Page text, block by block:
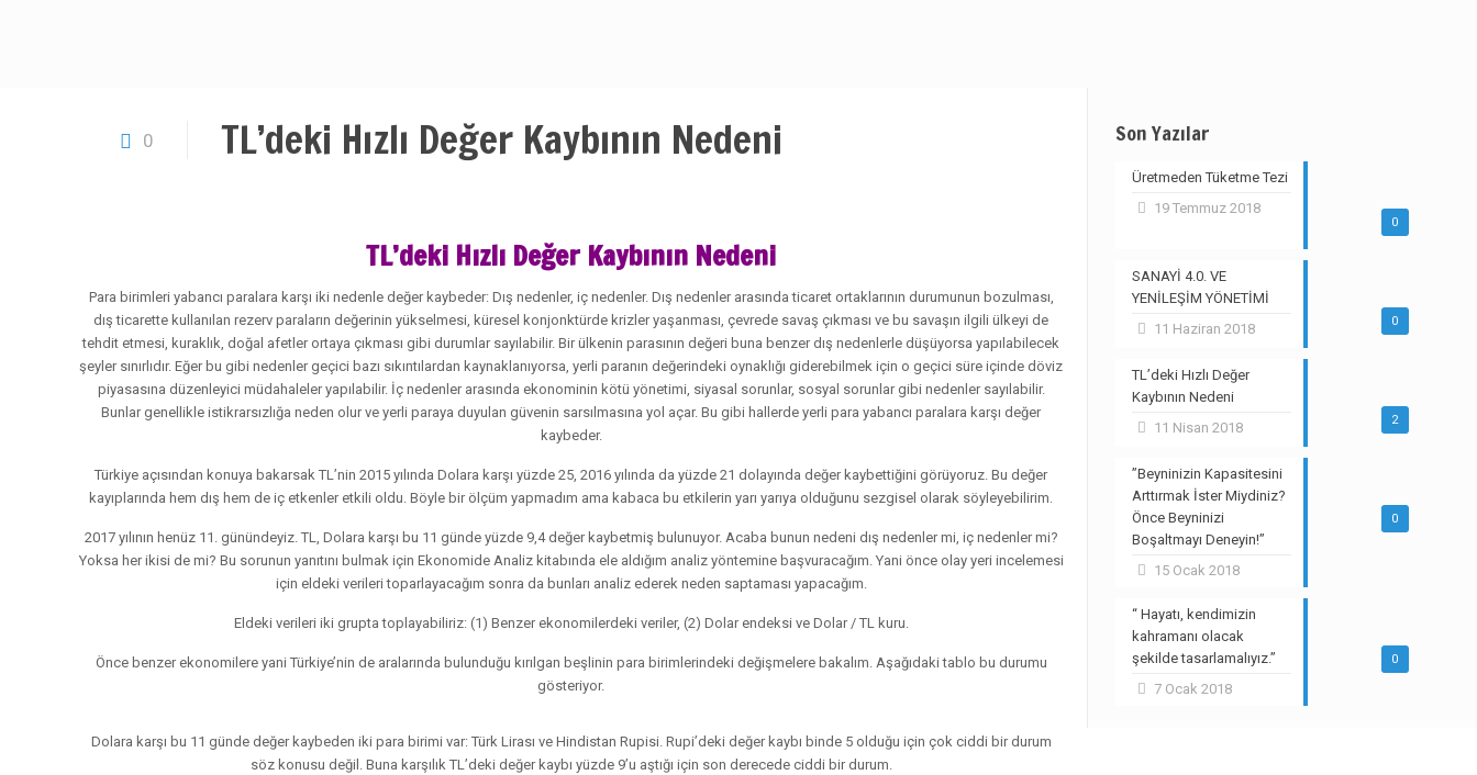
0 TL’deki Hızlı Değer Kaybının Nedeni
TL’deki Hızlı Değer Kaybının Nedeni
Para birimleri yabancı paralara karşı iki nedenle değer kaybeder: Dış nedenler, iç nedenler. Dış nedenler arasında ticaret ortaklarının durumunun bozulması,
dış ticarette kullanılan rezerv paraların değerinin yükselmesi, küresel konjonktürde krizler yaşanması, çevrede savaş çıkması ve bu savaşın ilgili ülkeyi de
tehdit etmesi, kuraklık, doğal afetler ortaya çıkması gibi durumlar sayılabilir. Bir ülkenin parasının değeri buna benzer dış nedenlerle düşüyorsa yapılabilecek
şeyler sınırlıdır. Eğer bu gibi nedenler geçici bazı sıkıntılardan kaynaklanıyorsa, yerli paranın değerindeki oynaklığı giderebilmek için o geçici süre içinde döviz
piyasasına düzenleyici müdahaleler yapılabilir. İç nedenler arasında ekonominin kötü yönetimi, siyasal sorunlar, sosyal sorunlar gibi nedenler sayılabilir.
Bunlar genellikle istikrarsızlığa neden olur ve yerli paraya duyulan güvenin sarsılmasına yol açar. Bu gibi hallerde yerli para yabancı paralara karşı değer
kaybeder.
Türkiye açısından konuya bakarsak TL’nin 2015 yılında Dolara karşı yüzde 25, 2016 yılında da yüzde 21 dolayında değer kaybettiğini görüyoruz. Bu değer
kayıplarında hem dış hem de iç etkenler etkili oldu. Böyle bir ölçüm yapmadım ama kabaca bu etkilerin yarı yarıya olduğunu sezgisel olarak söyleyebilirim.
2017 yılının henüz 11. günündeyiz. TL, Dolara karşı bu 11 günde yüzde 9,4 değer kaybetmiş bulunuyor. Acaba bunun nedeni dış nedenler mi, iç nedenler mi?
Yoksa her ikisi de mi? Bu sorunun yanıtını bulmak için Ekonomide Analiz kitabında ele aldığım analiz yöntemine başvuracağım. Yani önce olay yeri incelemesi
için eldeki verileri toparlayacağım sonra da bunları analiz ederek neden saptaması yapacağım.
Eldeki verileri iki grupta toplayabiliriz: (1) Benzer ekonomilerdeki veriler, (2) Dolar endeksi ve Dolar / TL kuru.
Önce benzer ekonomilere yani Türkiye’nin de aralarında bulunduğu kırılgan beşlinin para birimlerindeki değişmelere bakalım. Aşağıdaki tablo bu durumu
gösteriyor.
Dolara karşı bu 11 günde değer kaybeden iki para birimi var: Türk Lirası ve Hindistan Rupisi. Rupi’deki değer kaybı binde 5 olduğu için çok ciddi bir durum
söz konusu değil. Buna karşılık TL’deki değer kaybı yüzde 9’u aştığı için son derecede ciddi bir durum.
Son Yazılar
0
Üretmeden Tüketme Tezi
19 Temmuz 2018
0
SANAYİ 4.0. VE
YENİLEŞİM YÖNETİMİ
11 Haziran 2018
2
TL’deki Hızlı Değer
Kaybının Nedeni
11 Nisan 2018
0
”Beyninizin Kapasitesini
Arttırmak İster Miydiniz?
Önce Beyninizi
Boşaltmayı Deneyin!”
15 Ocak 2018
0
“ Hayatı, kendimizin
kahramanı olacak
şekilde tasarlamalıyız.”
7 Ocak 2018